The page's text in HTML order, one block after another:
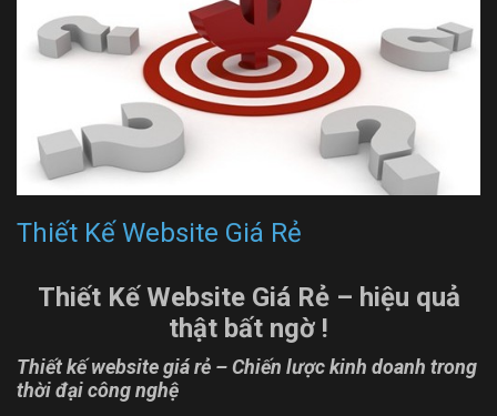
Thiết Kế Website Giá Rẻ
Thiết Kế Website Giá Rẻ – hiệu quả
thật bất ngờ !
Thiết kế website giá rẻ – Chiến lược kinh doanh trong
thời đại công nghệ